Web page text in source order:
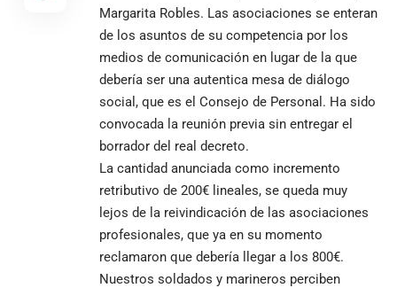
Margarita Robles. Las asociaciones se enteran
de los asuntos de su competencia por los
medios de comunicación en lugar de la que
debería ser una autentica mesa de diálogo
social, que es el Consejo de Personal. Ha sido
convocada la reunión previa sin entregar el
borrador del real decreto.
La cantidad anunciada como incremento
retributivo de 200€ lineales, se queda muy
lejos de la reivindicación de las asociaciones
profesionales, que ya en su momento
reclamaron que debería llegar a los 800€.
Nuestros soldados y marineros perciben